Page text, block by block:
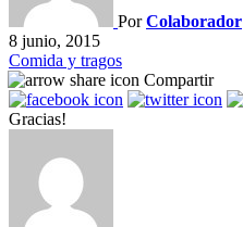
PorColaborador
8 junio, 2015
Comida y tragos
Compartir
Gracias!